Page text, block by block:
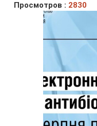
Просмотров : 2830